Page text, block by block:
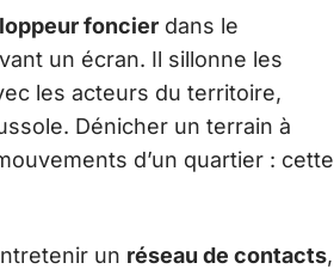
foncier dans le
un écran. Il sillonne les
les acteurs du territoire,
Dénicher un terrain à
d’un quartier : cette
un réseau de contacts,